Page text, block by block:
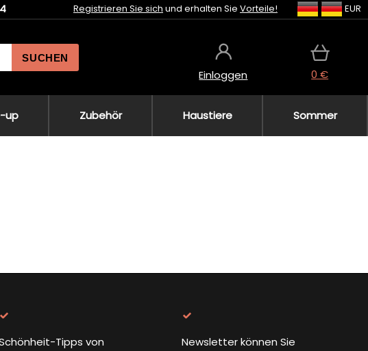
Registrieren Sie sich und erhalten Sie Vorteile! EUR
SUCHEN
Einloggen 0 €
up Zubehör Haustiere Sommer
Tipps von
Newsletter können Sie